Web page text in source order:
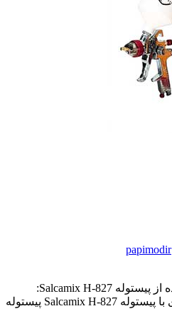
papimodir
پیستوله salcamix بهترین استفاده از پیستوله Salcamix H-827:
راهنمای کامل افزایش بهره‌وری با پیستوله Salcamix H-827 پیستوله